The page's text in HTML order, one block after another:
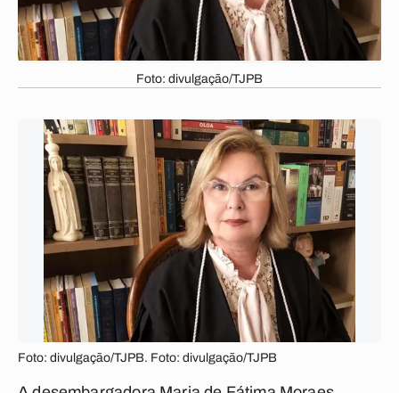
Foto: divulgação/TJPB
Foto: divulgação/TJPB. Foto: divulgação/TJPB